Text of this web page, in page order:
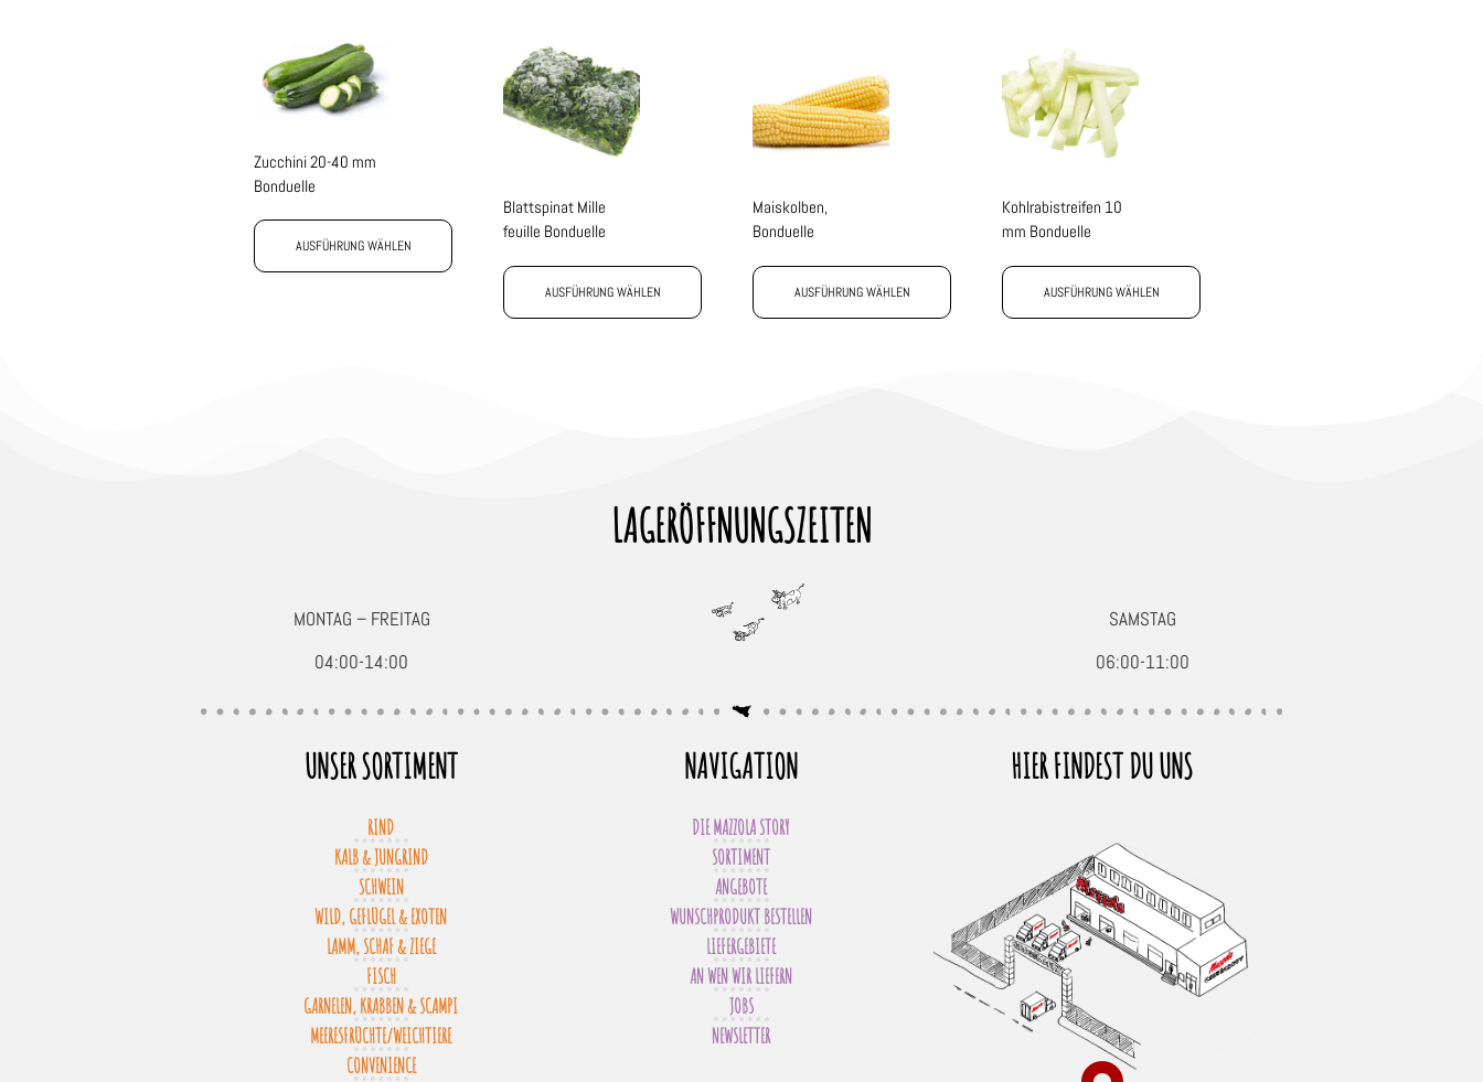
Zucchini 20-40 mm
Bonduelle
AUSFÜHRUNG WÄHLEN
Blattspinat Mille
feuille Bonduelle
AUSFÜHRUNG WÄHLEN
Maiskolben,
Bonduelle
AUSFÜHRUNG WÄHLEN
Kohlrabistreifen 10
mm Bonduelle
AUSFÜHRUNG WÄHLEN
LAGERÖFFNUNGSZEITEN
MONTAG – FREITAG
04:00-14:00
SAMSTAG
06:00-11:00
UNSER SORTIMENT
RIND
KALB & JUNGRIND
SCHWEIN
WILD, GEFLÜGEL & EXOTEN
LAMM, SCHAF & ZIEGE
FISCH
GARNELEN, KRABBEN & SCAMPI
MEERESFRÜCHTE/WEICHTIERE
CONVENIENCE
NAVIGATION
DIE MAZZOLA STORY
SORTIMENT
ANGEBOTE
WUNSCHPRODUKT BESTELLEN
LIEFERGEBIETE
AN WEN WIR LIEFERN
JOBS
NEWSLETTER
HIER FINDEST DU UNS